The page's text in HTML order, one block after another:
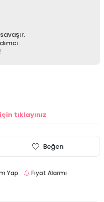
tıklayınız
Beğen
Yap Fiyat Alarmı